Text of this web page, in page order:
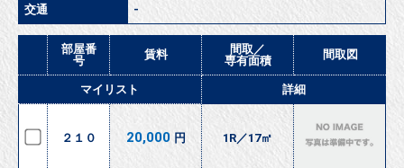
交通 -
部屋番
号
賃料
間取／
専有面積
間取図
マイリスト 詳細
２１０ 20,000 円 1R／17㎡